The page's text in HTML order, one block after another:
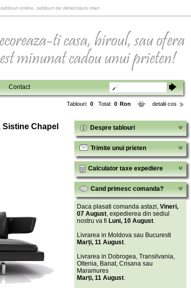
online, tablouri de dimensiuni mari
Contact
detalii cos
Tablouri: 0 Total: 0 Ron
Chapel
Despre tablouri
Trimite unui prieten
Calculator taxe expediere
Cand primesc comanda?
Daca plasati comanda astazi, Vineri,
07 August, expedierea din sediul
nostru va fi Luni, 10 August.
Livrarea in Moldova sau Bucuresti
Marți, 11 August.
Livrarea in Dobrogea, Transilvania,
Oltenia, Banat, Crisana sau
Maramures
Marți, 11 August.